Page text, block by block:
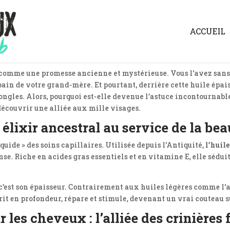
ACCUEIL
une promesse ancienne et mystérieuse. Vous l’avez
de votre grand-mère. Et pourtant, derrière cette huile
Alors, pourquoi est-elle devenue l’astuce
une alliée aux mille visages.
ancestral au service de la
» des soins capillaires. Utilisée depuis l’Antiquité,
Riche en acides gras essentiels et en vitamine E, elle
son épaisseur. Contrairement aux huiles légères comme
en profondeur, répare et stimule, devenant un vrai couteau
les cheveux : l’alliée des crinières